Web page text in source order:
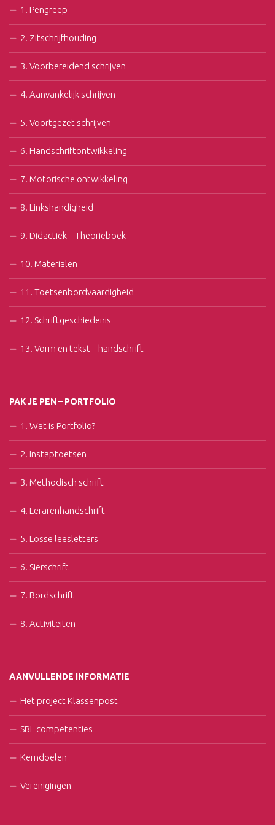
1. Pengreep
2. Zitschrijfhouding
3. Voorbereidend schrijven
4. Aanvankelijk schrijven
5. Voortgezet schrijven
6. Handschriftontwikkeling
7. Motorische ontwikkeling
8. Linkshandigheid
9. Didactiek – Theorieboek
10. Materialen
11. Toetsenbordvaardigheid
12. Schriftgeschiedenis
13. Vorm en tekst – handschrift
PAK JE PEN – PORTFOLIO
1. Wat is Portfolio?
2. Instaptoetsen
3. Methodisch schrift
4. Lerarenhandschrift
5. Losse leesletters
6. Sierschrift
7. Bordschrift
8. Activiteiten
AANVULLENDE INFORMATIE
Het project Klassenpost
SBL competenties
Kerndoelen
Verenigingen